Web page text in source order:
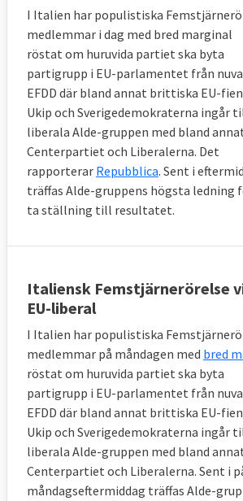
I Italien har populistiska
medlemmar i dag med bred marginal
röstat om huruvida partiet ska byta
partigrupp i EU-parlamentet från
EFDD där bland annat brittiska EU-
Ukip och Sverigedemokraterna ingår
liberala Alde-gruppen med bland
Centerpartiet och Liberalerna. Det
rapporterar Repubblica. Sent i
träffas Alde-gruppens högsta ledning
ta ställning till resultatet.
Italiensk Femstjärnerörelse
EU-liberal
I Italien har populistiska
medlemmar på måndagen med bred
röstat om huruvida partiet ska byta
partigrupp i EU-parlamentet från
EFDD där bland annat brittiska EU-
Ukip och Sverigedemokraterna ingår
liberala Alde-gruppen med bland
Centerpartiet och Liberalerna. Sent i
måndagseftermiddag träffas Alde-